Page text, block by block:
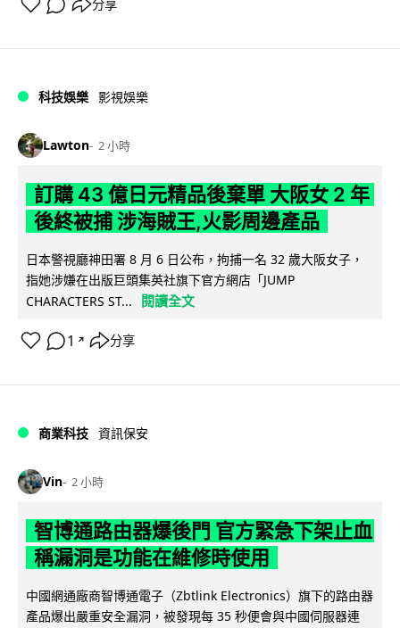
分享
科技娛樂 影視娛樂
Lawton 2 小時
訂購 43 億日元精品後棄單 大阪女 2 年
後終被捕 涉海賊王,火影周邊產品
日本警視廳神田署 8 月 6 日公布，拘捕一名 32 歲大阪女子，
指她涉嫌在出版巨頭集英社旗下官方網店「JUMP
CHARACTERS ST...
閱讀全文
1 ↗ 分享
商業科技 資訊保安
Vin 2 小時
智博通路由器爆後門 官方緊急下架止血
稱漏洞是功能在維修時使用
中國網通廠商智博通電子（Zbtlink Electronics）旗下的路由器
產品爆出嚴重安全漏洞，被發現每 35 秒便會與中國伺服器連